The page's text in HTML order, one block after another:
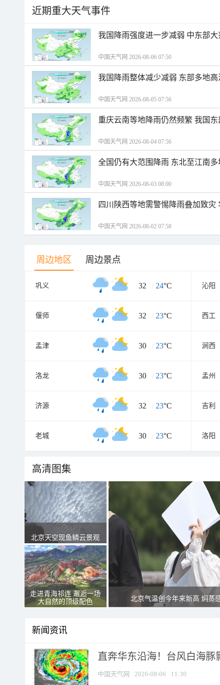
近期重大天气事件
我国降雨强度进一步减弱 中东部
中国天气网 2026-08-06 07:50
我国降雨整体减少减弱 东部多地
中国天气网 2026-08-05 07:56
重庆云南等地降雨仍然频繁 我国
中国天气网 2026-08-04 07:56
全国仍有大范围降雨 东北至江南
中国天气网 2026-08-03 08:00
四川陕西等地需警惕降雨叠加致
中国天气网 2026-08-02 07:58
周边地区 周边景点
巩义 32 / 24°C 沁阳
偃师 32 / 23°C 西工
孟津 30 / 23°C 涧西
洛龙 30 / 23°C 孟州
济源 32 / 23°C 吉利
老城 30 / 23°C 洛阳
高清图集
北京天空现鱼鳞云景观
走进青海祁连 邂逅一场
大自然的顶级配色
北京气温创今年来新高 焖蒸
新闻资讯
直奔华东沿海！台风白海豚
中国天气网 2026-08-06 11:30